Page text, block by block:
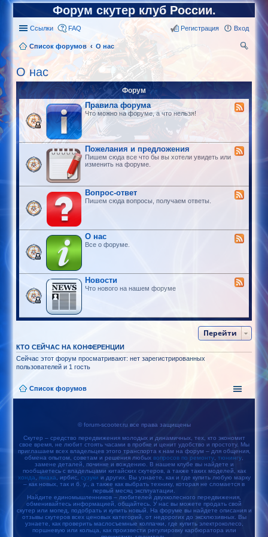
Форум скутер клуб России.
Ссылки FAQ Вход
Регистрация
Список форумов
О нас
О нас
Форум
Правила форума
Что можно на форуме, а что нельзя!
Пожелания и предложения
Пишем сюда все что бы вы хотели увидеть или
изменить на форуме.
Вопрос-ответ
Пишем сюда вопросы, получаем ответы.
О нас
Все о форуме.
Новости
Что нового на нашем форуме
Перейти
КТО СЕЙЧАС НА КОНФЕРЕНЦИИ
Сейчас этот форум просматривают: нет зарегистрированных
пользователей и 1 гость
Список форумов
© forum-scooter.ru все права защищены
Скутер – средство передвижения молодых и динамичных, тех, кто экономит
свое время, не любит стоять часами в пробке и ценит удобство и простоту. Мы
приглашаем всех владельцев этого транспорта к нам на форум – для общения,
обмена опытом, советам и решения любых вопросов по ремонту тюнингу
замене деталей, починке и вождению. В нашем клубе вы найдете и
пообщаетесь с владельцами китайских скутеров, а также таких моделей, как
хонда
ямаха , ирбис, сузуки и других. Вы узнаете, как и где купить любую марку
– как новых, так и б. у., а также как выбрать технику, которая не сломается в
первый месяц эксплуатации.
Найдите единомышленников – любителей двухколесного передвижения,
обменивайтесь информацией, общайтесь. У нас вы можете продать свой
скутер или мопед, подобрать и купить новый. На форуме вы найдете описания и
отзывы скутеров всех ценовых категорий, от недорогих до эксклюзивных. Вы
узнаете, как проверить маслосъемные колпачки, где купить электроколесо,
поршневую или кольца, как произвести регулировку карбюратора или